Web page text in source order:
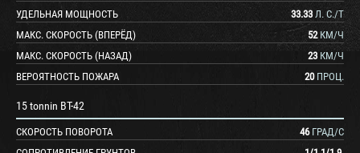
УДЕЛЬНАЯ МОЩНОСТЬ
33.33 Л. С./Т
МАКС. СКОРОСТЬ (ВПЕРЁД)
52 КМ/Ч
МАКС. СКОРОСТЬ (НАЗАД)
23 КМ/Ч
ВЕРОЯТНОСТЬ ПОЖАРА
20 ПРОЦ.
15 tonnin BT-42
СКОРОСТЬ ПОВОРОТА 46 ГРАД/С